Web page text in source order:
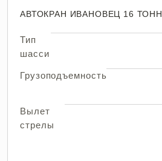
АВТОКРАН ИВАНОВЕЦ 16 ТОНН
Тип
шасси
Грузоподъемность
Вылет
стрелы